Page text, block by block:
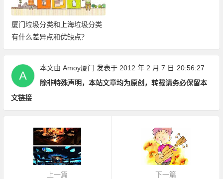
厦门垃圾分类和上海垃圾分类
有什么差异点和优缺点？
本文由 Amoy厦门 发表于 2012 年 2 月 7 日 20:56:27
除非特殊声明，本站文章均为原创，转载请务必保留本
文链接
上一篇
下一篇